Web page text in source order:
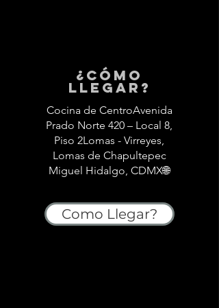
¿Cómo
llegar?
Cocina de CentroAvenida
Prado Norte 420 – Local 8,
Piso 2Lomas - Virreyes,
Lomas de Chapultepec
Miguel Hidalgo, CDMX🌐
Como Llegar?